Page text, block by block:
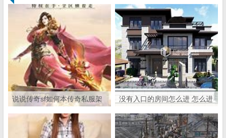
说说传奇sf如何本传奇私服架
设列表空间地架设列表跟开区
没有入口的房间怎么进 怎么进
比如我脚下的这个